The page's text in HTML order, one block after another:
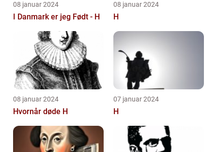
08 januar 2024
I Danmark er jeg Født - H
08 januar 2024
H
08 januar 2024
Hvornår døde H
07 januar 2024
H